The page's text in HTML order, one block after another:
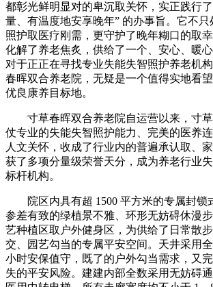
都彰光鲜明显对的卑沉取关怀，实正践行
量、有温度地安享晚年” 的办事旨。它不
照护取医疗刚需，更守护了晚年糊口的取
化解了养老焦炙，供给了一个、安心、暖心
对于正正在寻找专业失能失智照护养老机
春晖双合养老院，无疑是一个值得实地看
优良康养目标地。
寸草春晖双合养老院自运营以来，寸草
仗专业的失能失智照护能力、完美的医养
人文关怀，收成了行业内的普遍承认取、
获了多项分量级荣誉天分，成为养老行业
标杆机构。
院区内具有超 1500 平方米的专属封锁
参差有致的绿植景不雅、环形无妨碍休漫
艺种植区取户外健身区，为供给了日常散
交、园艺勾当的专属平安空间。天井采用
小时安保值守，既了的户外勾当需求，又
失的平安风险。建建内部全数采用无妨碍